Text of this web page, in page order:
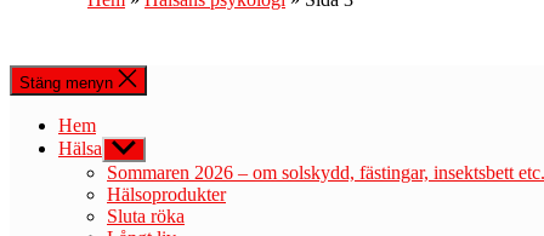
Stäng menyn
Hem
Hälsa Visa
undermeny
Sommaren 2026 – om solskydd, fästingar, insektsbett etc.
Hälsoprodukter
Sluta röka